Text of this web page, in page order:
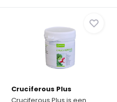
Cruciferous Plus